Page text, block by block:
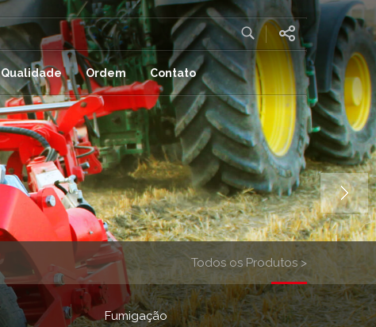
Qualidade Ordem Contato
Todos os Produtos >
Fumigação